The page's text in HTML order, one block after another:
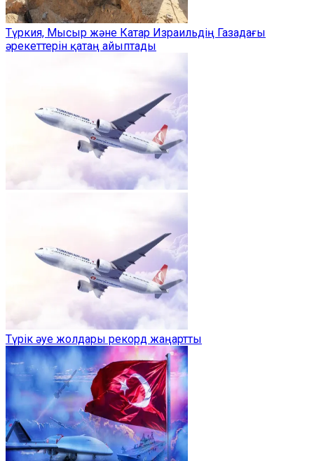
Түркия, Мысыр және Катар Израильдің Газадағы
әрекеттерін қатаң айыптады
Түрік әуе жолдары рекорд жаңартты